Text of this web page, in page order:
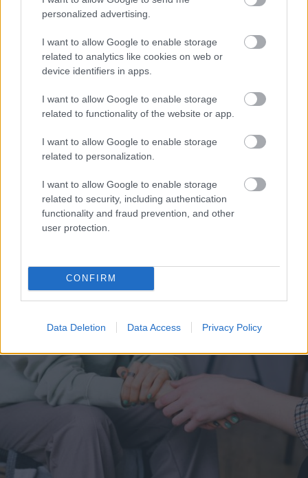
personalized advertising.
I want to allow Google to enable storage
related to analytics like cookies on web or
device identifiers in apps.
I want to allow Google to enable storage
related to functionality of the website or app.
I want to allow Google to enable storage
related to personalization.
I want to allow Google to enable storage
related to security, including authentication
functionality and fraud prevention, and other
user protection.
CONFIRM
Data Deletion Data Access Privacy Policy